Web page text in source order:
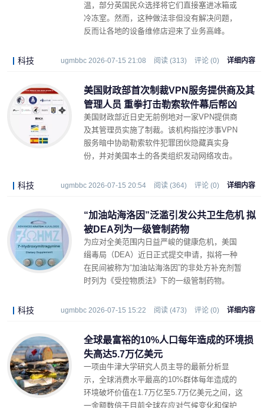
温，部分英国民众选择将它们直接塞进冰箱或
冷冻室。然而，这种做法非但没有解决问题，
反而让各地的设备维修店迎来了业务高峰。
科技 ugmbbc 2026-07-15 21:08 阅读 (313) 评论 (0) 详细内容
美国财政部首次制裁VPN服务提供商及其
管理人员 重拳打击勒索软件幕后帮凶
美国财政部近日史无前例地对一家VPN提供商
及其管理员实施了制裁。该机构指控涉事VPN
服务暗中协助勒索软件犯罪团伙隐藏真实身
份，并对美国本土的各类组织发动网络攻击。
科技 ugmbbc 2026-07-15 20:54 阅读 (364) 评论 (0) 详细内容
“加油站海洛因”泛滥引发公共卫生危机 拟
被DEA列为一级管制药物
为应对全美范围内日益严峻的健康危机，美国
缉毒局（DEA）近日正式提交申请，拟将一种
在民间被称为“加油站海洛因”的非处方补充剂暂
时列为《受控物质法》下的一级管制药物。
科技 ugmbbc 2026-07-15 15:22 阅读 (473) 评论 (0) 详细内容
全球最富裕的10%人口每年造成的环境损
失高达5.7万亿美元
一项由牛津大学研究人员主导的最新分析显
示，全球消费水平最高的10%群体每年造成的
环境破坏价值在1.7万亿至5.7万亿美元之间，这
一金额数倍于目前全球在应对气候变化和保护